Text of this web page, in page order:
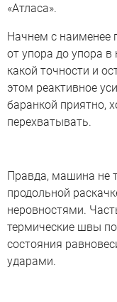
«Атласа».
Начнем с наименее
от упора до упора
какой точности и
этом реактивное
баранкой приятно,
перехватывать.
Правда, машина не
продольной
неровностями.
термические швы
состояния
ударами.